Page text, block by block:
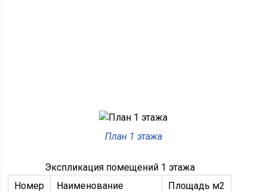
План 1 этажа
Экспликация помещений 1 этажа
Номер
Наименование
Площадь м2